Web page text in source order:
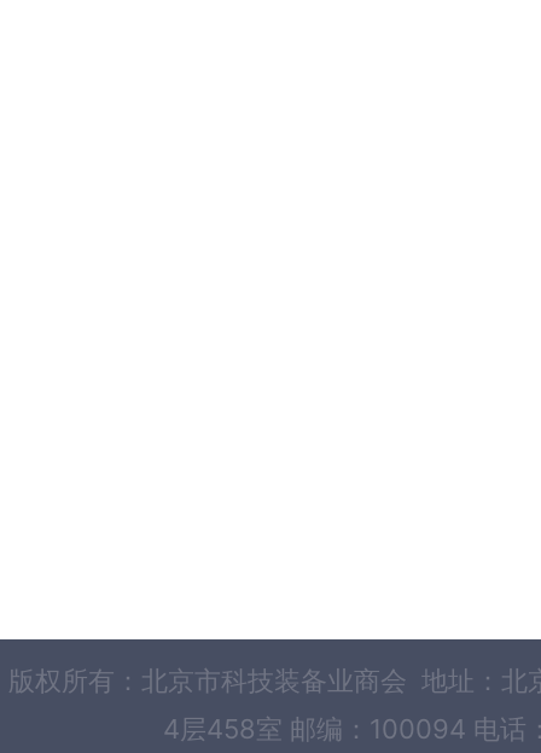
版权所有：北京市科技装备业商会 地址：北
4层458室 邮编：100094 电